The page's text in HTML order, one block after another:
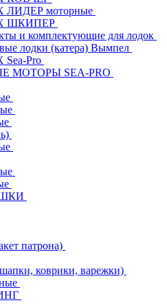
ЛИДЕР моторные
ШКИПЕР
и комплектующие для лодок
лодки (катера) Вымпел
Pro
МОТОРЫ SEA-PRO
патрона)
коврики, варежки)